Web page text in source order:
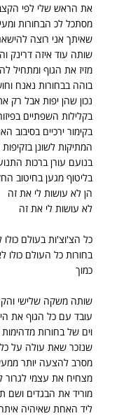
את הראש שלי לפי
מסתכל לכ הבחורות
שאיתך אני רוצה
שותה עוד איזה דרינק
מזיז את הגוף ומתחיל
בוהה בבחורות נאנח
נכון שהן יפות אבל רק
בקלילות השפתיים
בקימור ירכיים בסיבוב
המתיקות לשונן
בנועם עורן ברכות
בליטוף מגען בחיטוב
הן לא עושות לי את זה
לא עושות לי את זה
כל הצ'וצ'ות בעולם
בחורות כל העולם כולו
כמוך
שותה משקה שלישי
עובד עם כל הגוף את
וים של בחורות
שנזכר שאת עולה על
מסרב להצעה יותר
מצחיח את עצמי לגרור
מוריד את הבגדים ושם
ליד האחת שאיהיה